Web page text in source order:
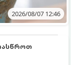
2026/08/07 12:46